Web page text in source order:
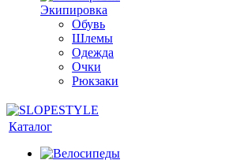
Экипировка
Обувь
Шлемы
Одежда
Очки
Рюкзаки
Каталог